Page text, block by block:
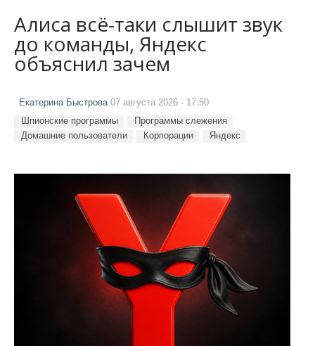
Алиса всё-таки слышит звук
до команды, Яндекс
объяснил зачем
Екатерина Быстрова 07 августа 2026 - 17:50
Шпионские программы
Программы слежения
Домашние пользователи
Корпорации Яндекс